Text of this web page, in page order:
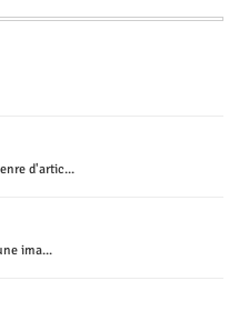
d'artic...
ima...